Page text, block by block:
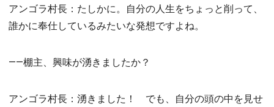
アンゴラ村長：たしかに。自分の人生をちょっと削って、
誰かに奉仕しているみたいな発想ですよね。
――棚主、興味が湧きましたか？
アンゴラ村長：湧きました！ でも、自分の頭の中を見せ